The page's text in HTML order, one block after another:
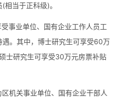
当于正科级)。
事业单位、国有企业工作人员工
。其中，博士研究生可享受60万
士研究生可享受30万元房票补贴
机关事业单位、国有企业干部人